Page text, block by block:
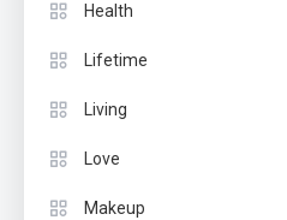
Health
Lifetime
Living
Love
Makeup